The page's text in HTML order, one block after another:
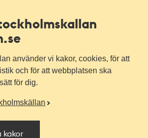
använder vi kakor, cookies, för att
och för att webbplatsen ska
för dig.
kakor